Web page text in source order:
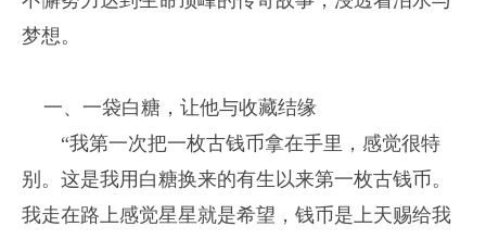
梦想。
一、一袋白糖，让他与收藏结缘
“我第一次把一枚古钱币拿在手里，感觉很特
别。这是我用白糖换来的有生以来第一枚古钱币。
我走在路上感觉星星就是希望，钱币是上天赐给我